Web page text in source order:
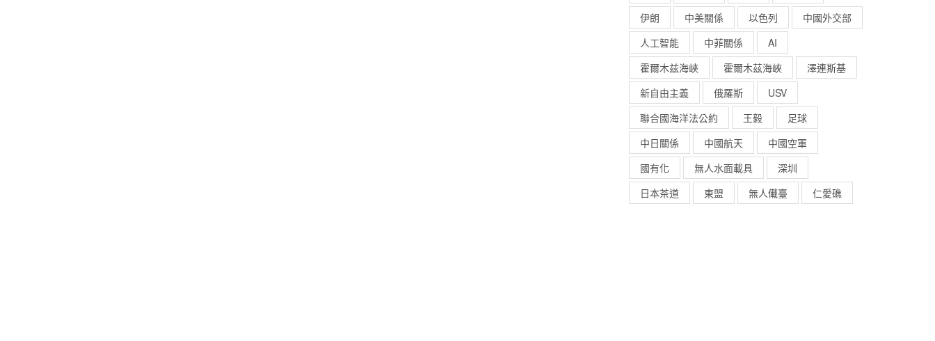
伊朗
中美關係 以色列
中國外交部
人工智能
中菲關係
AI
霍爾木兹海峽
霍爾木茲海峽
澤連斯基
新自由主義
俄羅斯
USV
聯合國海洋法公約
王毅
足球
中日關係
中國航天
中國空軍
國有化
無人水面載具
深圳
日本茶道
東盟 無人儎臺 仁愛礁